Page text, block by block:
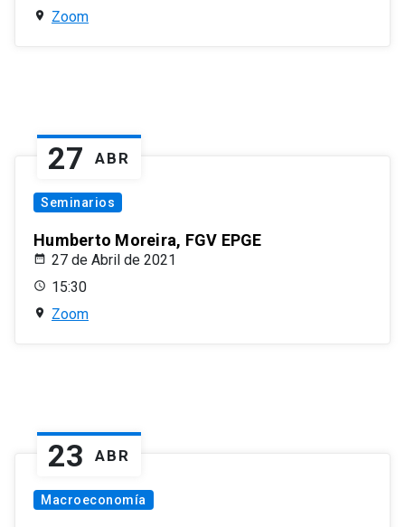
Zoom
27 ABR
Seminarios
Humberto Moreira, FGV EPGE
27 de Abril de 2021
15:30
Zoom
23 ABR
Macroeconomía